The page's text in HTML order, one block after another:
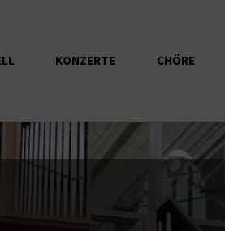
KONZERTE CHÖRE